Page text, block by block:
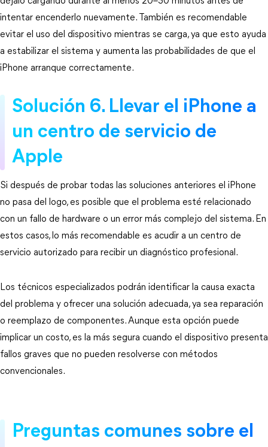
intentar encenderlo nuevamente. También es recomendable
evitar el uso del dispositivo mientras se carga, ya que esto ayuda
a estabilizar el sistema y aumenta las probabilidades de que el
iPhone arranque correctamente.
Solución 6. Llevar el iPhone a
un centro de servicio de
Apple
Si después de probar todas las soluciones anteriores el iPhone
no pasa del logo, es posible que el problema esté relacionado
con un fallo de hardware o un error más complejo del sistema. En
estos casos, lo más recomendable es acudir a un centro de
servicio autorizado para recibir un diagnóstico profesional.
Los técnicos especializados podrán identificar la causa exacta
del problema y ofrecer una solución adecuada, ya sea reparación
o reemplazo de componentes. Aunque esta opción puede
implicar un costo, es la más segura cuando el dispositivo presenta
fallos graves que no pueden resolverse con métodos
convencionales.
Preguntas comunes sobre el